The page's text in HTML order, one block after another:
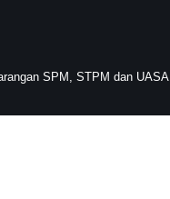
SPM, STPM dan UASA